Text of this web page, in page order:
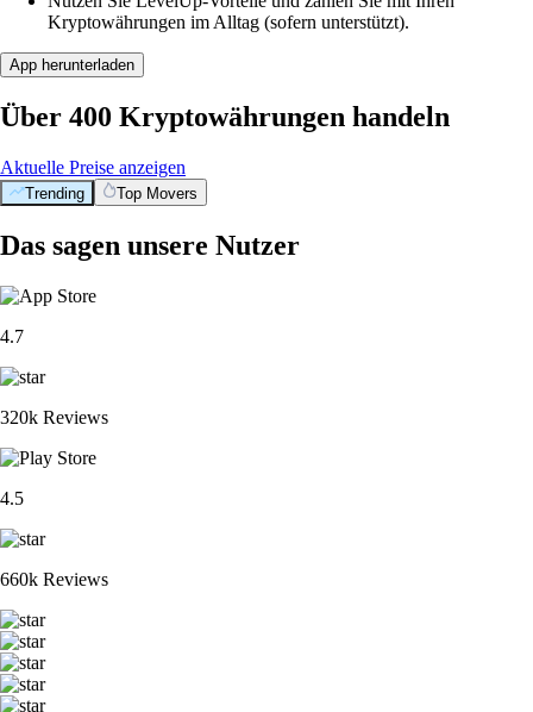
Kryptowährungen im Alltag (sofern unterstützt).
App herunterladen
Über 400 Kryptowährungen handeln
Aktuelle Preise anzeigen
Trending Top Movers
Das sagen unsere Nutzer
4.7
320k Reviews
4.5
660k Reviews